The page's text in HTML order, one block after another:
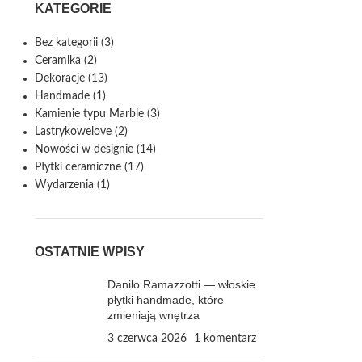
KATEGORIE
Bez kategorii(3)
Ceramika (2)
Dekoracje(13)
Handmade(1)
Kamienie typu Marble(3)
Lastrykowelove(2)
Nowości w designie(14)
Płytki ceramiczne(17)
Wydarzenia (1)
OSTATNIE WPISY
Danilo Ramazzotti — włoskie
płytki handmade, które
zmieniają wnętrza
3 czerwca 2026 1 komentarz